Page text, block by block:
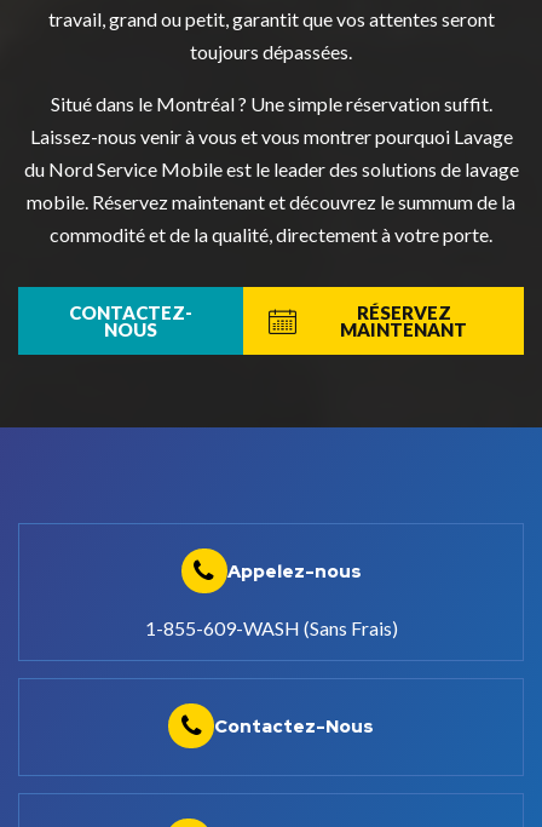
travail, grand ou petit, garantit que vos attentes seront
toujours dépassées.
Situé dans le Montréal ? Une simple réservation suffit.
Laissez-nous venir à vous et vous montrer pourquoi Lavage
du Nord Service Mobile est le leader des solutions de lavage
mobile. Réservez maintenant et découvrez le summum de la
commodité et de la qualité, directement à votre porte.
CONTACTEZ-
NOUS
RÉSERVEZ
MAINTENANT
Appelez-nous
1-855-609-WASH (Sans Frais)
Contactez-Nous